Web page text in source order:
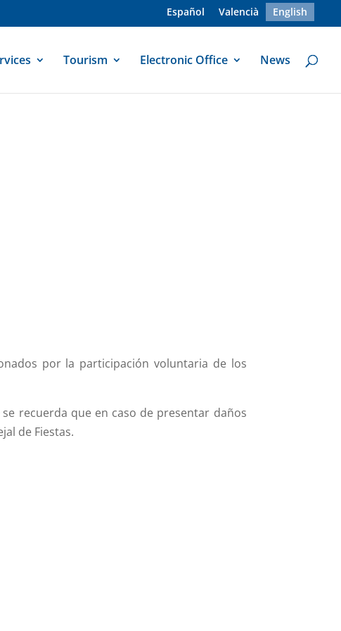
Español Valencià English
Tourism Electronic Office News
por la participación voluntaria de los
recuerda que en caso de presentar daños
de Fiestas.